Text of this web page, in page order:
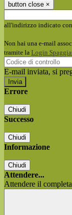
button close ×
all'indirizzo indicato
Non hai una e-mail
tramite la Login
E-mail inviata, si
Errore
Chiudi
Successo
Chiudi
Informazione
Chiudi
Attendere...
Attendere il